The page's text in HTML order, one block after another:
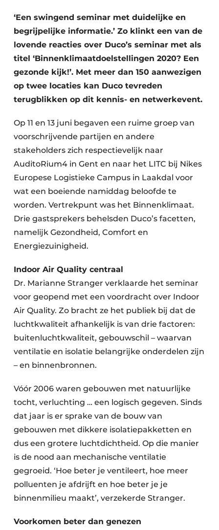
Vacatures
Video’s
Aanmelden
Bedrijven
Bedrijven
Akoestiek
Beton & Staalbouw
Brandveiligheid
BIM
Dak & Gevel
Houtbouw
HVAC
Interieurarchitectuur
Keukens
Renovatie
Software
Toegangscontrole
Veiligheid & Opleiding
‘Een swingend seminar met duidelijke en
begrijpelijke informatie.’ Zo klinkt een van de
lovende reacties over Duco’s seminar met als
titel ‘Binnenklimaatdoelstellingen 2020? Een
gezonde kijk!’. Met meer dan 150 aanwezigen
op twee locaties kan Duco tevreden
terugblikken op dit kennis- en netwerkevent.
Op 11 en 13 juni begaven een ruime groep van
voorschrijvende partijen en andere
stakeholders zich respectievelijk naar
AuditoRium4 in Gent en naar het LITC bij Nikes
Europese Logistieke Campus in Laakdal voor
wat een boeiende namiddag beloofde te
worden. Vertrekpunt was het Binnenklimaat.
Drie gastsprekers behelsden Duco’s facetten,
namelijk Gezondheid, Comfort en
Energiezuinigheid.
Indoor Air Quality centraal
Dr. Marianne Stranger verklaarde het seminar
voor geopend met een voordracht over Indoor
Air Quality. Zo bracht ze het publiek bij dat de
luchtkwaliteit afhankelijk is van drie factoren:
buitenluchtkwaliteit, gebouwschil – waarvan
ventilatie en isolatie belangrijke onderdelen zijn
– en binnenbronnen.
Vóór 2006 waren gebouwen met natuurlijke
tocht, verluchting … een logisch gegeven. Sinds
dat jaar is er sprake van de bouw van
gebouwen met dikkere isolatiepakketten en
dus een grotere luchtdichtheid. Op die manier
is de nood aan mechanische ventilatie
gegroeid. ‘Hoe beter je ventileert, hoe meer
polluenten je afdrijft en hoe beter je je
binnenmilieu maakt’, verzekerde Stranger.
Voorkomen beter dan genezen